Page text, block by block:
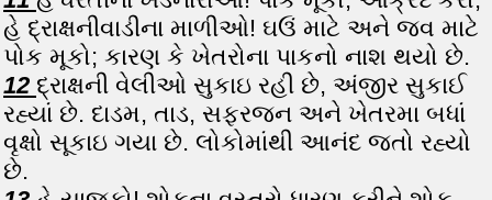
હે દ્રાક્ષનીવાડીના માળીઓ! ઘઉં માટે અને જવ માટે
પોક મૂકો; કારણ કે ખેતરોના પાકનો નાશ થયો છે.
12 દ્રાક્ષની વેલીઓ સુકાઇ રહી છે, અંજીર સુકાઈ
રહ્યાં છે. દાડમ, તાડ, સફરજન અને ખેતરમા બધાં
વૃક્ષો સૂકાઇ ગયા છે. લોકોમાંથી આનંદ જતો રહ્યો
છે.